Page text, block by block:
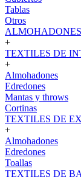
Tablas
Otros
+
TEXTILES DE
+
Almohadones
Edredones
Mantas y throws
Cortinas
TEXTILES DE
+
Almohadones
Edredones
Toallas
TEXTILES DE